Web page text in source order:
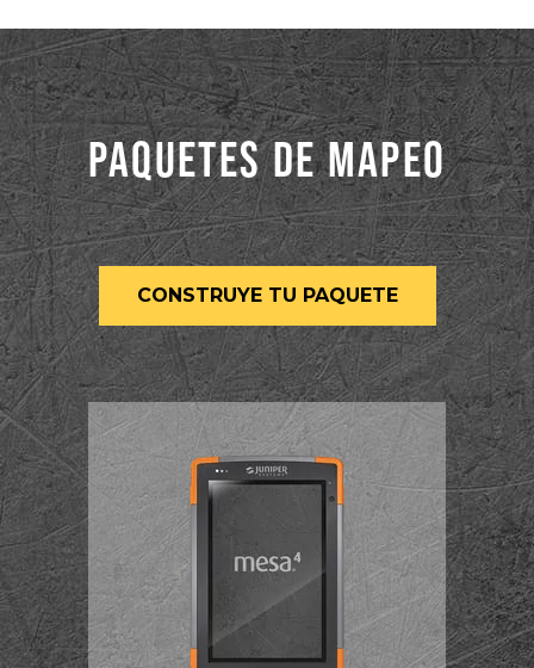
PAQUETES DE MAPEO
CONSTRUYE TU PAQUETE